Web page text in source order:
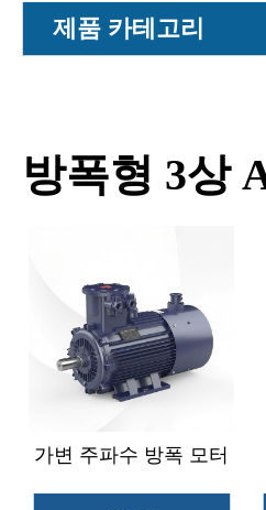
제품 카테고리
방폭형 3상
가변 주파수 방폭 모터